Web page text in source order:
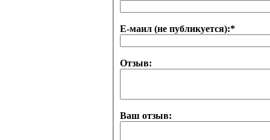
Е-маил (не публикуется):*
Отзыв:
Ваш отзыв: